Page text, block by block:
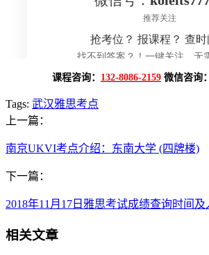
课程咨询： 132-8086-2159 微信咨询：
Tags: 武汉雅思考点
上一篇：
南京UKVI考点介绍：东南大学 (四牌楼)
下一篇：
2018年11月17日雅思考试成绩查询时间及
相关文章